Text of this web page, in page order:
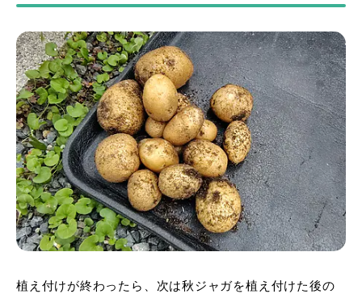
植え付けが終わったら、次は秋ジャガを植え付けた後の